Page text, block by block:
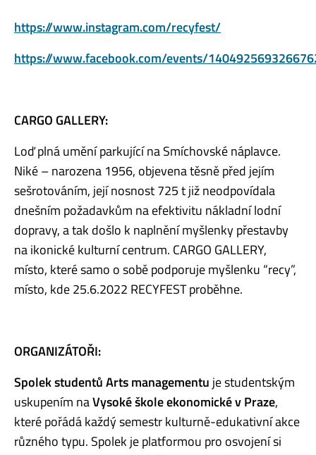
https://www.instagram.com/recyfest/
https://www.facebook.com/events/
CARGO GALLERY:
Loď plná umění parkující na Smíchovské náplavce.
Niké – narozena 1956, objevena těsně před jejím
sešrotováním, její nosnost 725 t již neodpovídala
dnešním požadavkům na efektivitu nákladní lodní
dopravy, a tak došlo k naplnění myšlenky přestavby
na ikonické kulturní centrum. CARGO GALLERY,
místo, které samo o sobě podporuje myšlenku “recy”,
místo, kde 25.6.2022 RECYFEST proběhne.
ORGANIZÁTOŘI:
Spolek studentů Arts managementu je studentským
uskupením naVysoké škole ekonomické v Praze,
které pořádá každý semestr kulturně-edukativní akce
různého typu. Spolek je platformou pro osvojení si